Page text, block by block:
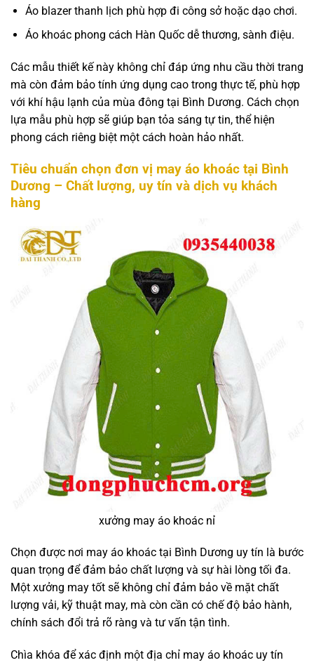
Áo blazer thanh lịch phù hợp đi công sở hoặc dạo chơi.
Áo khoác phong cách Hàn Quốc dễ thương, sành điệu.
Các mẫu thiết kế này không chỉ đáp ứng nhu cầu thời trang
mà còn đảm bảo tính ứng dụng cao trong thực tế, phù hợp
với khí hậu lạnh của mùa đông tại Bình Dương. Cách chọn
lựa mẫu phù hợp sẽ giúp bạn tỏa sáng tự tin, thể hiện
phong cách riêng biệt một cách hoàn hảo nhất.
Tiêu chuẩn chọn đơn vị may áo khoác tại Bình
Dương – Chất lượng, uy tín và dịch vụ khách
hàng
xưởng may áo khoác nỉ
Chọn được nơi may áo khoác tại Bình Dương uy tín là bước
quan trọng để đảm bảo chất lượng và sự hài lòng tối đa.
Một xưởng may tốt sẽ không chỉ đảm bảo về mặt chất
lượng vải, kỹ thuật may, mà còn cần có chế độ bảo hành,
chính sách đổi trả rõ ràng và tư vấn tận tình.
Chìa khóa để xác định một địa chỉ may áo khoác uy tín